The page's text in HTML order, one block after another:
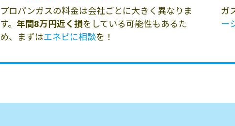
プロパンガスの料金は会社ごとに大きく異なりま
す。 年間8万円近く損をしている可能性もあるた
め、まずはエネピに相談を！
ガ
ー